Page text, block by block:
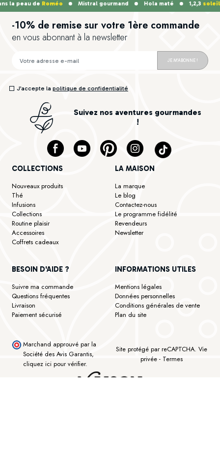
peau deRoméo Mistral gourmand Hola maté 1,2,3soleil
-10% de remise sur votre 1ère commande
en vous abonnant à la newsletter
JE M'ABONNE !
J’accepte la politique de confidentialité
Suivez nos aventures gourmandes
!
COLLECTIONS
Nouveaux produits
Thé
Infusions
Collections
Routine plaisir
Accessoires
Coffrets cadeaux
LA MAISON
La marque
Le blog
Contactez-nous
Le programme fidélité
Revendeurs
Newsletter
BESOIN D'AIDE ?
Suivre ma commande
Questions fréquentes
Livraison
Paiement sécurisé
INFORMATIONS UTILES
Mentions légales
Données personnelles
Conditions générales de vente
Plan du site
Marchand approuvé par la
Société des Avis Garantis,
cliquez ici pour vérifier.
Site protégé par reCAPTCHA. Vie
privée - Termes